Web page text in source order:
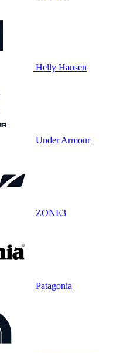
Helly Hansen
Under Armour
ZONE3
Patagonia